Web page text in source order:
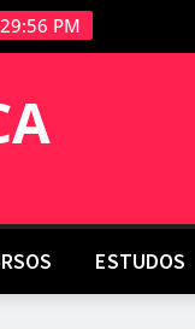
PM
ESTUDOS